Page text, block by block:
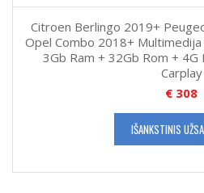
Citroen Berlingo 2019+
Opel Combo 2018+
3Gb Ram + 32Gb Rom + 4G
Carplay
€ 308
IŠANKSTINIS